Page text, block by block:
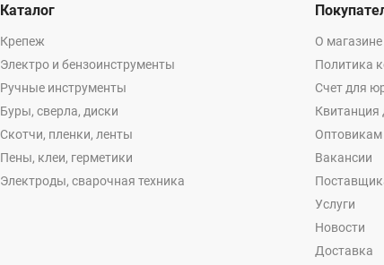
Каталог
Крепеж
Электро и бензоинструменты
Ручные инструменты
Буры, сверла, диски
Скотчи, пленки, ленты
Пены, клеи, герметики
Электроды, сварочная техника
О магазине
Политика
Счет для
Квитанция
Оптовикам
Вакансии
Услуги
Новости
Доставка